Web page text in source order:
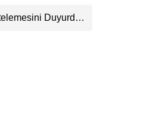
Telegram
Duyurdu: